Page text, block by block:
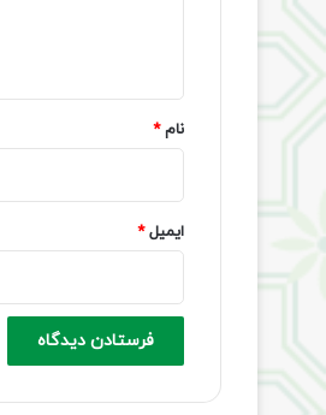
نام*
ایمیل*